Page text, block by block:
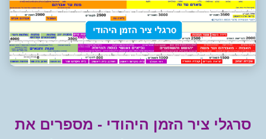
ציר הזמן היהודי - מספרים את